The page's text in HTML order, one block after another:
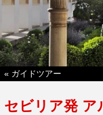
« ガイドツアー
セビリア発 ア